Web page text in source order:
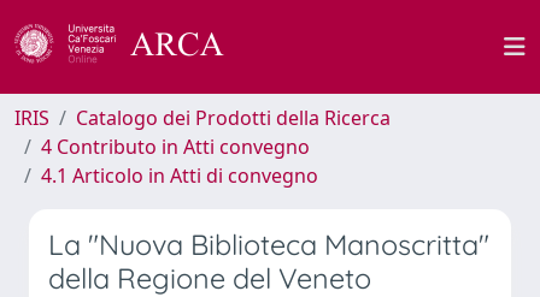
IRIS
Catalogo dei Prodotti della Ricerca
4 Contributo in Atti convegno
4.1 Articolo in Atti di convegno
La "Nuova Biblioteca Manoscritta"
della Regione del Veneto